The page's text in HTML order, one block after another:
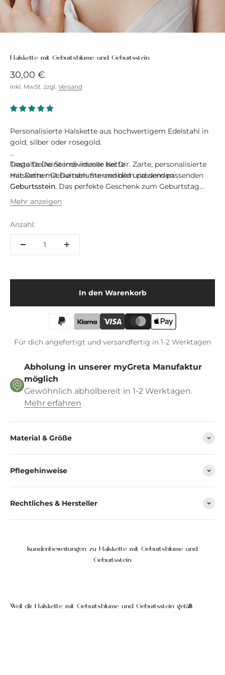
Halskette mit Geburtsblume und Geburtsstein
Angebot
30,00 €
inkl. MwSt. zzgl. Versand
Personalisierte Halskette aus hochwertigem Edelstahl in
gold, silber oder rosegold.
Gestalte Deine individuelle Kette
mit Deiner Geburtsblume und dem passenden
Geburtsstein.
Trage Deine Sterne immer bei Dir. Zarte, personalisierte
Halskette mit Deinem Sternenbild und dem passenden
Geburtsstein. Das perfekte Geschenk zum Geburtstag
oder Weihnachten für einen lieben Menschen.
Mehr anzeigen
Anzahl:
In den Warenkorb
Für dich angefertigt und versandfertig in 1-2 Werktagen
Abholung in unserer myGreta Manufaktur
möglich
Gewöhnlich abholbereit in 1-2 Werktagen.
Mehr erfahren
Material & Größe
Pflegehinweise
Rechtliches & Hersteller
Kundenbewertungen zu Halskette mit Geburtsblume und
Geburtsstein
Weil dir Halskette mit Geburtsblume und Geburtsstein gefällt